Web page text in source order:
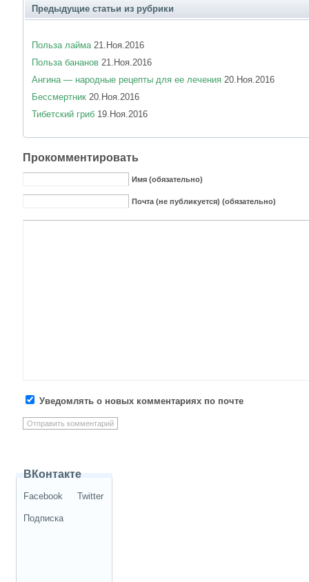
Предыдущие статьи из рубрики
Польза лайма 21.Ноя.2016
Польза бананов 21.Ноя.2016
Ангина — народные рецепты для ее лечения 20.Ноя.2016
Бессмертник 20.Ноя.2016
Тибетский гриб 19.Ноя.2016
Прокомментировать
Имя (обязательно)
Почта (не публикуется) (обязательно)
Уведомлять о новых комментариях по почте
ВКонтакте
Facebook Twitter
Подписка